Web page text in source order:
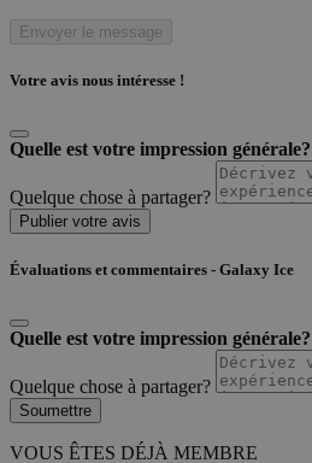
Envoyer le message
Votre avis nous intéresse !
Quelle est votre impression générale?
Quelque chose à partager?
Publier votre avis
Évaluations et commentaires - Galaxy Ice
Quelle est votre impression générale?
Quelque chose à partager?
Soumettre
VOUS ÊTES DÉJÀ MEMBRE